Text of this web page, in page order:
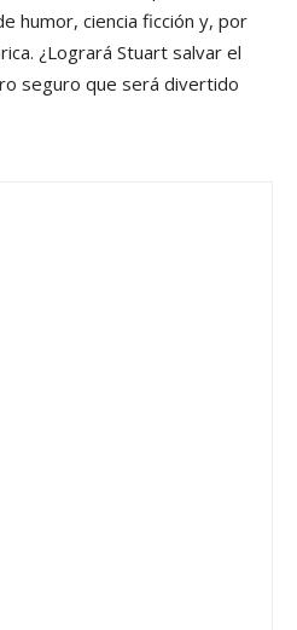
humor, ciencia ficción y, por
¿Logrará Stuart salvar el
seguro que será divertido